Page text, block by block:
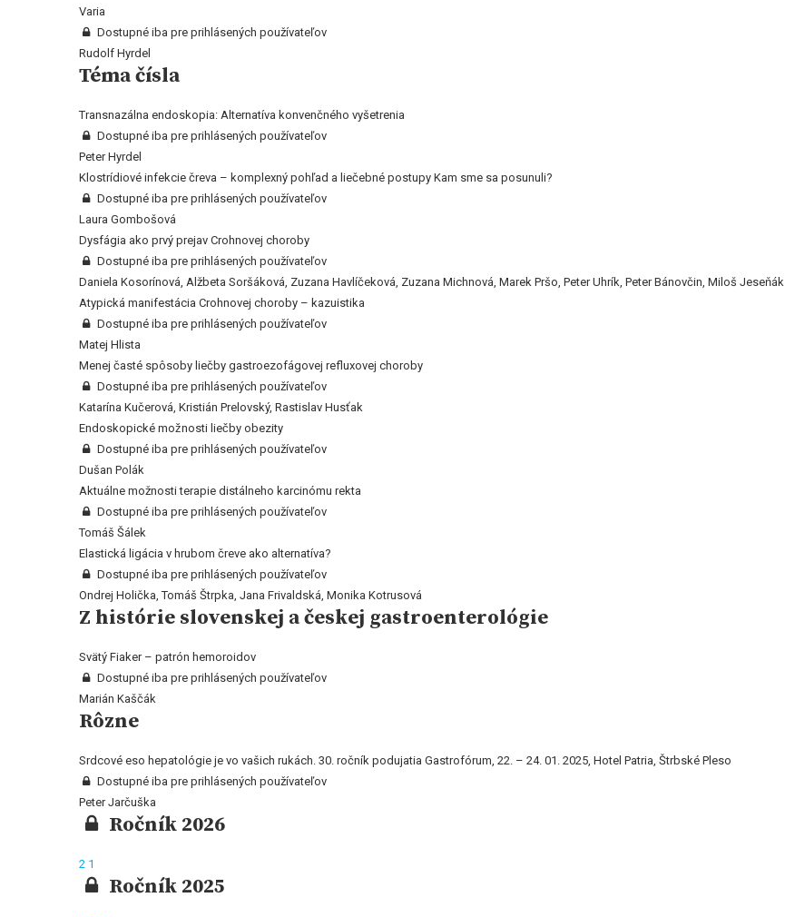
Varia
Dostupné iba pre prihlásených používateľov
Rudolf Hyrdel
Téma čísla
Transnazálna endoskopia: Alternatíva konvenčného vyšetrenia
Dostupné iba pre prihlásených používateľov
Peter Hyrdel
Klostrídiové infekcie čreva – komplexný pohľad a liečebné postupy Kam sme sa posunuli?
Dostupné iba pre prihlásených používateľov
Laura Gombošová
Dysfágia ako prvý prejav Crohnovej choroby
Dostupné iba pre prihlásených používateľov
Daniela Kosorínová, Alžbeta Soršáková, Zuzana Havlíčeková, Zuzana Michnová, Marek Pršo, Peter Uhrík, Peter Bánovčin, Miloš Jeseňák
Atypická manifestácia Crohnovej choroby – kazuistika
Dostupné iba pre prihlásených používateľov
Matej Hlista
Menej časté spôsoby liečby gastroezofágovej refluxovej choroby
Dostupné iba pre prihlásených používateľov
Katarína Kučerová, Kristián Prelovský, Rastislav Husťak
Endoskopické možnosti liečby obezity
Dostupné iba pre prihlásených používateľov
Dušan Polák
Aktuálne možnosti terapie distálneho karcinómu rekta
Dostupné iba pre prihlásených používateľov
Tomáš Šálek
Elastická ligácia v hrubom čreve ako alternatíva?
Dostupné iba pre prihlásených používateľov
Ondrej Holička, Tomáš Štrpka, Jana Frivaldská, Monika Kotrusová
Z histórie slovenskej a českej gastroenterológie
Svätý Fiaker – patrón hemoroidov
Dostupné iba pre prihlásených používateľov
Marián Kaščák
Rôzne
Srdcové eso hepatológie je vo vašich rukách. 30. ročník podujatia Gastrofórum, 22. – 24. 01. 2025, Hotel Patria, Štrbské Pleso
Dostupné iba pre prihlásených používateľov
Peter Jarčuška
Ročník 2026
2 1
Ročník 2025